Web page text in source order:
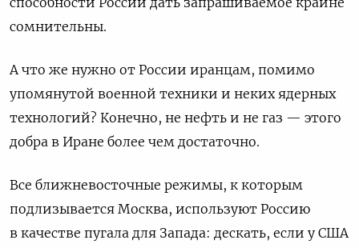
сомнительны.
А что же нужно от России иранцам, помимо
упомянутой военной техники и неких ядерных
технологий? Конечно, не нефть и не газ — этого
добра в Иране более чем достаточно.
Все ближневосточные режимы, к которым
подлизывается Москва, используют Россию
в качестве пугала для Запада: дескать, если у США